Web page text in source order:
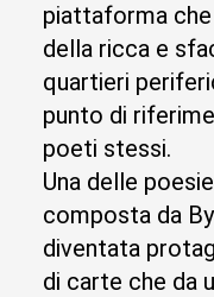
piattaforma
della ricca e
quartieri
punto di
poeti stessi.
Una delle
composta da
diventata
di carte che da